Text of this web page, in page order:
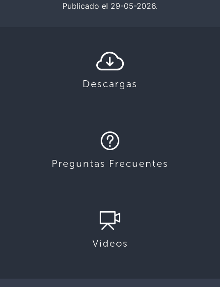
Publicado el 29-05-2026.
Descargas
Preguntas Frecuentes
Videos